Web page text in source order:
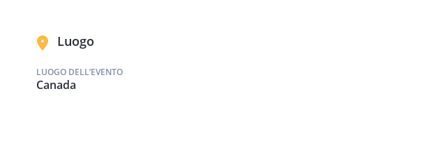
Luogo
LUOGO DELL’EVENTO
Canada